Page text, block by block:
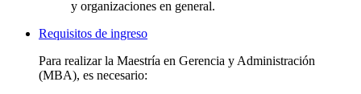
y organizaciones en general.
Requisitos de ingreso
Para realizar la Maestría en Gerencia y Administración
(MBA), es necesario: